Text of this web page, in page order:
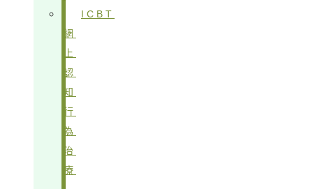
ICBT
網
上
認
知
行
為
治
療